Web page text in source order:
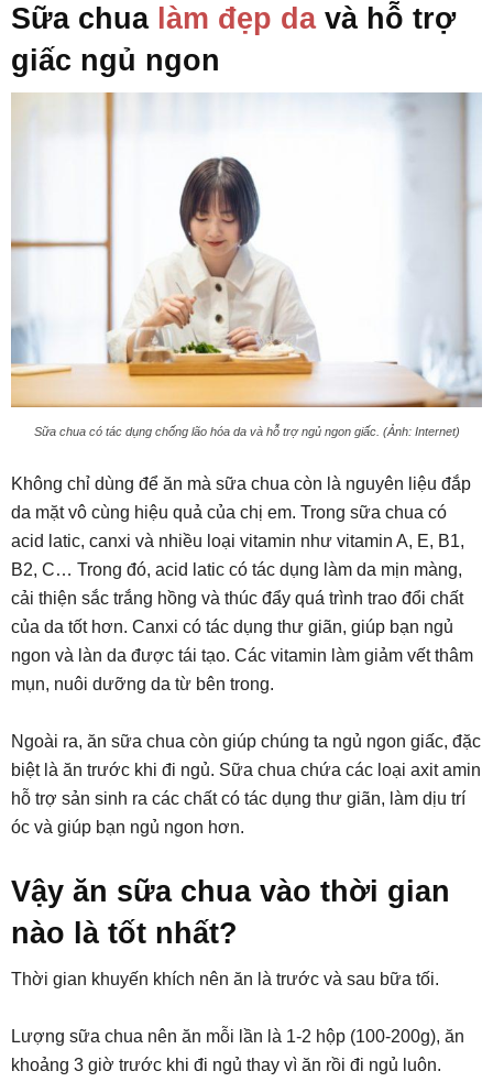
Sữa chua làm đẹp davà hỗ trợ
giấc ngủ ngon
Sữa chua có tác dụng chống lão hóa da và hỗ trợ ngủ ngon giấc. (Ảnh: Internet)
Không chỉ dùng để ăn mà sữa chua còn là nguyên liệu đắp
da mặt vô cùng hiệu quả của chị em. Trong sữa chua có
acid latic, canxi và nhiều loại vitamin như vitamin A, E, B1,
B2, C… Trong đó, acid latic có tác dụng làm da mịn màng,
cải thiện sắc trắng hồng và thúc đẩy quá trình trao đổi chất
của da tốt hơn. Canxi có tác dụng thư giãn, giúp bạn ngủ
ngon và làn da được tái tạo. Các vitamin làm giảm vết thâm
mụn, nuôi dưỡng da từ bên trong.
Ngoài ra, ăn sữa chua còn giúp chúng ta ngủ ngon giấc, đặc
biệt là ăn trước khi đi ngủ. Sữa chua chứa các loại axit amin
hỗ trợ sản sinh ra các chất có tác dụng thư giãn, làm dịu trí
óc và giúp bạn ngủ ngon hơn.
Vậy ăn sữa chua vào thời gian
nào là tốt nhất?
Thời gian khuyến khích nên ăn là trước và sau bữa tối.
Lượng sữa chua nên ăn mỗi lần là 1-2 hộp (100-200g), ăn
khoảng 3 giờ trước khi đi ngủ thay vì ăn rồi đi ngủ luôn.